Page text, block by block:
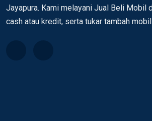
Jayapura. Kami melayani Jual Beli Mobil
cash atau kredit, serta tukar tambah mobil.